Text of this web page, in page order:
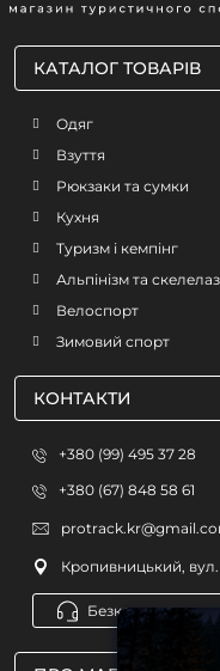
КАТАЛОГ ТОВАРІВ
Одяг
Взуття
Рюкзаки та сумки
Кухня
Туризм і кемпінг
Альпінізм та
Велоспорт
Зимовий спорт
КОНТАКТИ
+380 (99) 495 37 28
+380 (67) 848 58 61
Кропивницький,
Безкоштовна